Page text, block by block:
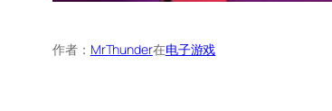
作者： MrThunder在电子游戏